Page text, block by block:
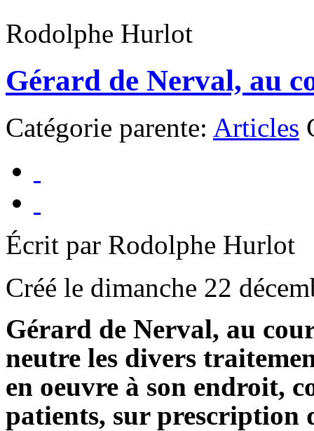
Rodolphe Hurlot
Gérard de Nerval, au
Catégorie parente: Articles
Écrit par Rodolphe Hurlot
Créé le dimanche 22
Gérard de Nerval, au
neutre les divers
en oeuvre à son endroit,
patients, sur prescription